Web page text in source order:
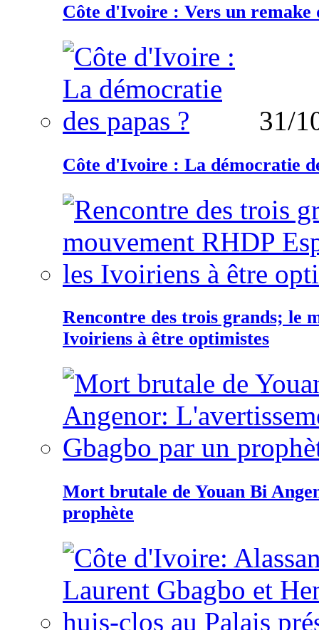
Côte d'Ivoire : Vers un remake
31/
Côte d'Ivoire : La démocratie
Rencontre des trois grands; le
Ivoiriens à être optimistes
Mort brutale de Youan Bi
prophète